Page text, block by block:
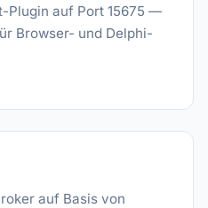
Plugin auf Port 15675 —
Browser- und Delphi-
auf Basis von